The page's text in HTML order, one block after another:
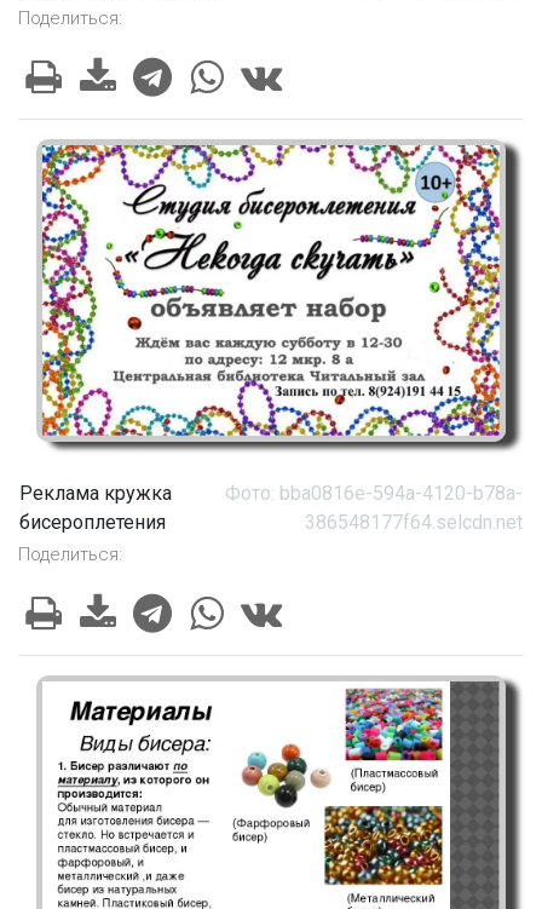
Поделиться:
Реклама кружка
бисероплетения
Фото: bba0816e-594a-4120-b78a-
386548177f64.selcdn.net
Поделиться: